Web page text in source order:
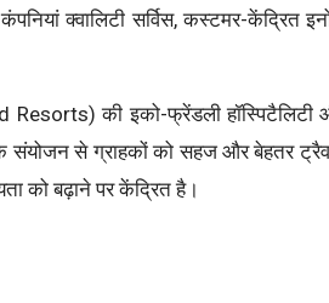
क्वालिटी सर्विस, कस्टमर-केंद्रित
Resorts) की इको-फ्रेंडली
के संयोजन से ग्राहकों को सहज और बेहतर
को बढ़ाने पर केंद्रित है।